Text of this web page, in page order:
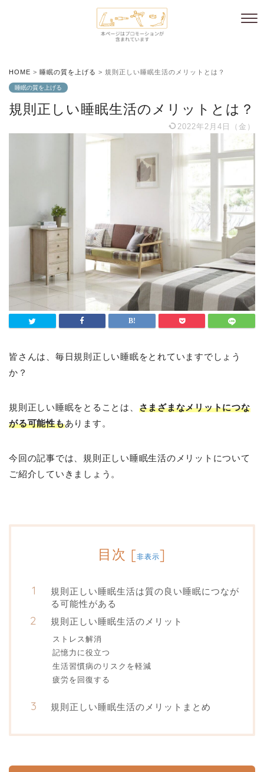
HOME > 睡眠の質を上げる > 規則正しい睡眠生活のメリットとは？
睡眠の質を上げる
規則正しい睡眠生活のメリットとは？
2022年2月4日（金）
皆さんは、毎日規則正しい睡眠をとれていますでしょう
か？
規則正しい睡眠をとることは、 さまざまなメリットにつな
がる可能性もあります。
今回の記事では、規則正しい睡眠生活のメリットについて
ご紹介していきましょう。
目次 [非表示]
規則正しい睡眠生活は質の良い睡眠につなが
る可能性がある
規則正しい睡眠生活のメリット
ストレス解消
記憶力に役立つ
生活習慣病のリスクを軽減
疲労を回復する
規則正しい睡眠生活のメリットまとめ